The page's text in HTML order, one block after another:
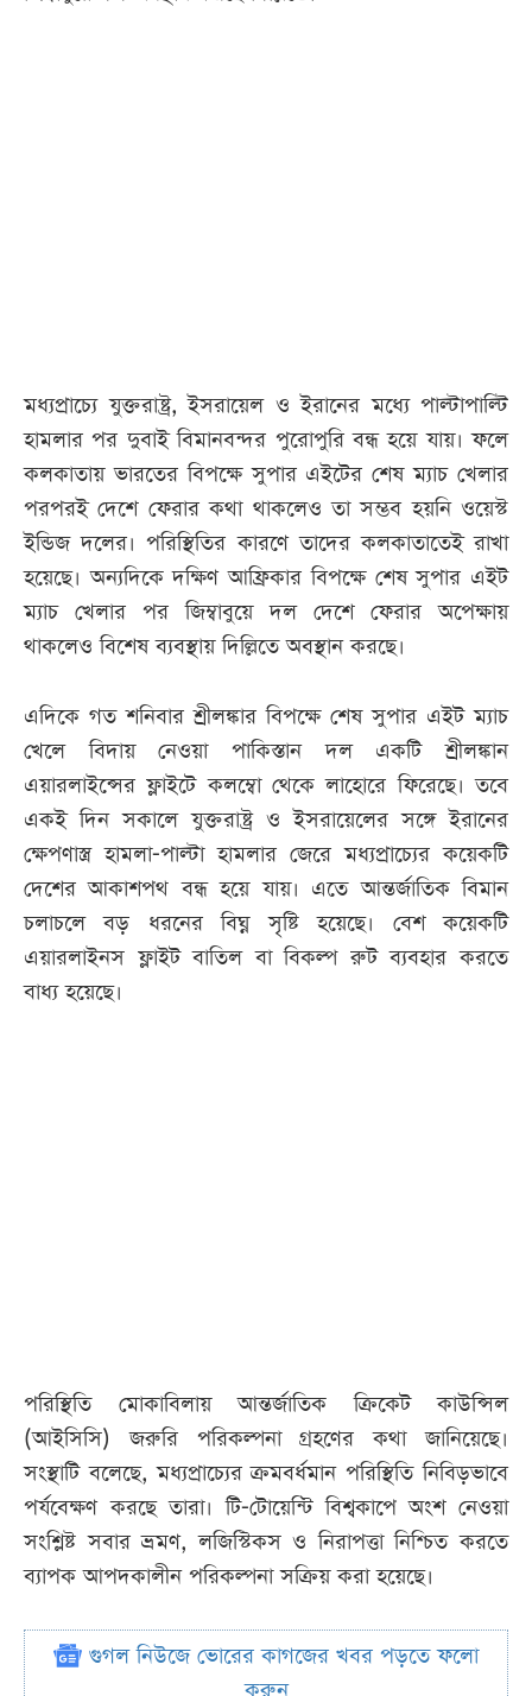
ভিডিও
মধ্যপ্রাচ্যে যুক্তরাষ্ট্র, ইসরায়েল ও ইরানের মধ্যে পাল্টাপাল্টি
হামলার পর দুবাই বিমানবন্দর পুরোপুরি বন্ধ হয়ে যায়। ফলে
কলকাতায় ভারতের বিপক্ষে সুপার এইটের শেষ ম্যাচ খেলার
পরপরই দেশে ফেরার কথা থাকলেও তা সম্ভব হয়নি ওয়েস্ট
ইন্ডিজ দলের। পরিস্থিতির কারণে তাদের কলকাতাতেই রাখা
হয়েছে। অন্যদিকে দক্ষিণ আফ্রিকার বিপক্ষে শেষ সুপার এইট
ম্যাচ খেলার পর জিম্বাবুয়ে দল দেশে ফেরার অপেক্ষায়
থাকলেও বিশেষ ব্যবস্থায় দিল্লিতে অবস্থান করছে।
এদিকে গত শনিবার শ্রীলঙ্কার বিপক্ষে শেষ সুপার এইট ম্যাচ
খেলে বিদায় নেওয়া পাকিস্তান দল একটি শ্রীলঙ্কান
এয়ারলাইন্সের ফ্লাইটে কলম্বো থেকে লাহোরে ফিরেছে। তবে
একই দিন সকালে যুক্তরাষ্ট্র ও ইসরায়েলের সঙ্গে ইরানের
ক্ষেপণাস্ত্র হামলা-পাল্টা হামলার জেরে মধ্যপ্রাচ্যের কয়েকটি
দেশের আকাশপথ বন্ধ হয়ে যায়। এতে আন্তর্জাতিক বিমান
চলাচলে বড় ধরনের বিঘ্ন সৃষ্টি হয়েছে। বেশ কয়েকটি
এয়ারলাইনস ফ্লাইট বাতিল বা বিকল্প রুট ব্যবহার করতে
বাধ্য হয়েছে।
পরিস্থিতি মোকাবিলায় আন্তর্জাতিক ক্রিকেট কাউন্সিল
(আইসিসি) জরুরি পরিকল্পনা গ্রহণের কথা জানিয়েছে।
সংস্থাটি বলেছে, মধ্যপ্রাচ্যের ক্রমবর্ধমান পরিস্থিতি নিবিড়ভাবে
পর্যবেক্ষণ করছে তারা। টি-টোয়েন্টি বিশ্বকাপে অংশ নেওয়া
সংশ্লিষ্ট সবার ভ্রমণ, লজিস্টিকস ও নিরাপত্তা নিশ্চিত করতে
ব্যাপক আপদকালীন পরিকল্পনা সক্রিয় করা হয়েছে।
গুগল নিউজে ভোরের কাগজের খবর পড়তে ফলো